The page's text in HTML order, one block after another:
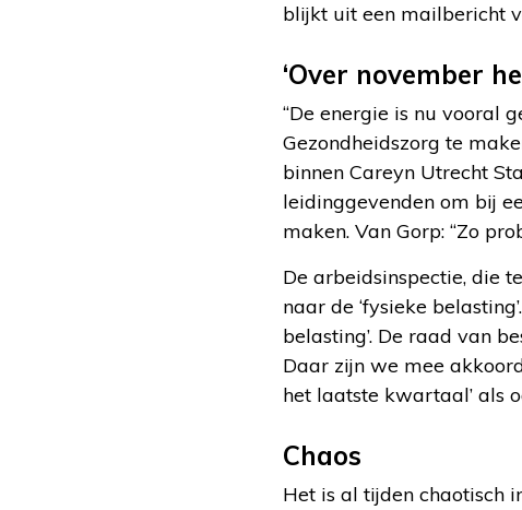
blijkt uit een mailbericht
‘Over november
“De energie is nu vooral
Gezondheidszorg te
binnen Careyn Utrecht
leidinggevenden om bij
maken. Van Gorp: “Zo
De arbeidsinspectie, die
naar de ‘fysieke
belasting’. De raad van
Daar zijn we mee
het laatste kwartaal’ als
Chaos
Het is al tijden chaotisch